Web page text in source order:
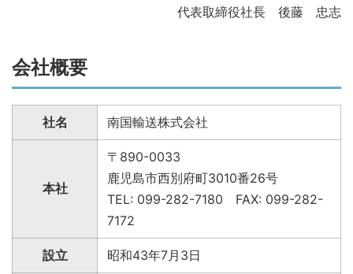
代表取締役社長 後藤 忠志
会社概要
社名 南国輸送株式会社
本社
〒890-0033
鹿児島市西別府町3010番26号
TEL: 099-282-7180 FAX: 099-282-
7172
設立 昭和43年7月3日